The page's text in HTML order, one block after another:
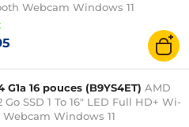
Webcam Windows 11
16 pouces (B9YS4ET) AMD
Go SSD 1 To 16" LED Full HD+ Wi-
Windows 11